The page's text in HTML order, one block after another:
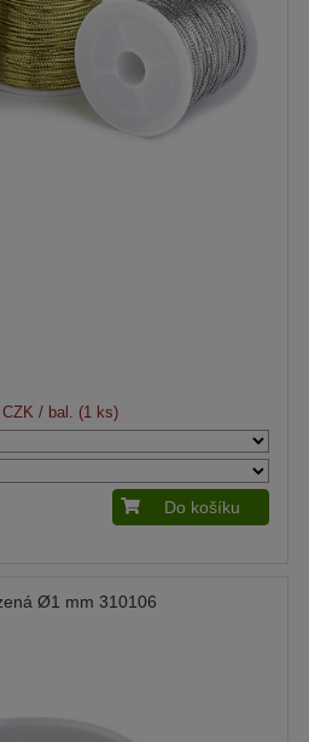
/ bal. (1 ks)
Do košíku
Ø1 mm 310106